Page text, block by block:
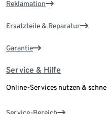
Reklamation
Ersatzteile & Reparatur
Garantie
Service & Hilfe
Online-Services nutzen &